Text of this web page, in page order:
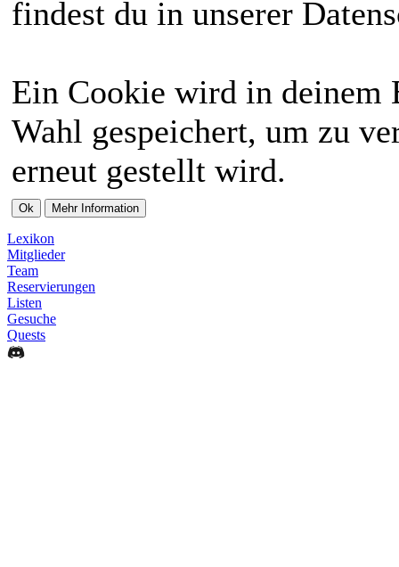
findest du in unserer
Ein Cookie wird in deinem
Wahl gespeichert, um zu
erneut gestellt wird.
Lexikon
Mitglieder
Team
Reservierungen
Listen
Gesuche
Quests